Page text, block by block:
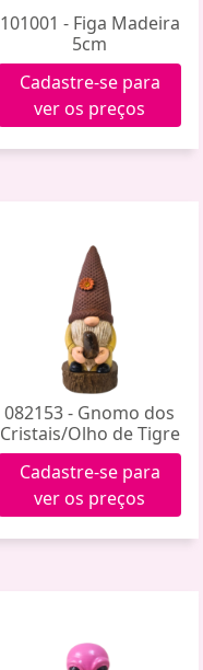
101001 - Figa Madeira
5cm
Cadastre-se para
ver os preços
082153 - Gnomo dos
Cristais/Olho de Tigre
Cadastre-se para
ver os preços